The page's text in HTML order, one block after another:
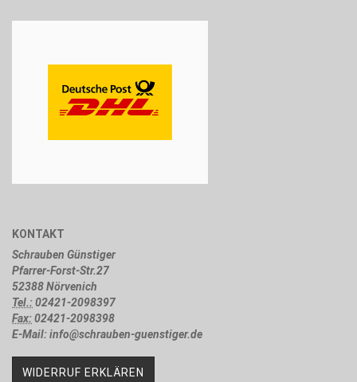
KONTAKT
Schrauben Günstiger
Pfarrer-Forst-Str.27
52388 Nörvenich
Tel.:02421-2098397
Fax:02421-2098398
E-Mail: info@schrauben-guenstiger.de
WIDERRUF ERKLÄREN